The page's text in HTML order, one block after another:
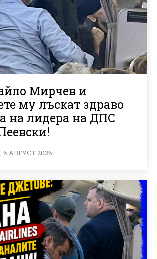
Мирчев и
му лъскат здраво
на лидера на ДПС
АВГУСТ 2026